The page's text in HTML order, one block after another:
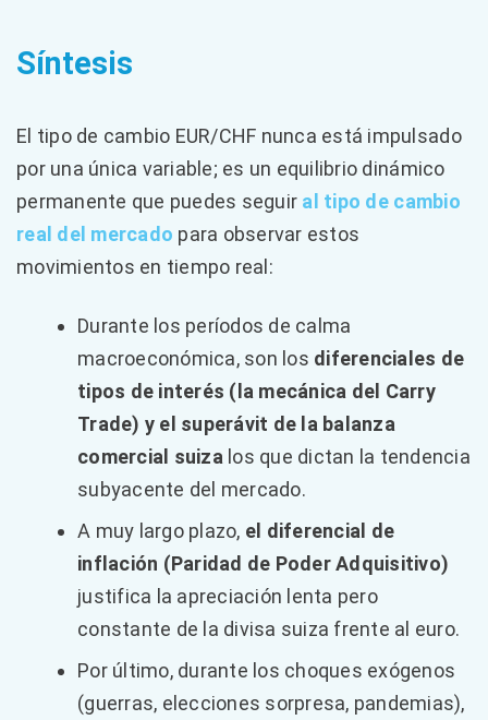
Síntesis
El tipo de cambio EUR/CHF nunca está impulsado
por una única variable; es un equilibrio dinámico
permanente que puedes seguir al tipo de cambio
real del mercado para observar estos
movimientos en tiempo real:
Durante los períodos de calma
macroeconómica, son los diferenciales de
tipos de interés (la mecánica del Carry
Trade) y el superávit de la balanza
comercial suiza los que dictan la tendencia
subyacente del mercado.
A muy largo plazo, el diferencial de
inflación (Paridad de Poder Adquisitivo)
justifica la apreciación lenta pero
constante de la divisa suiza frente al euro.
Por último, durante los choques exógenos
(guerras, elecciones sorpresa, pandemias),